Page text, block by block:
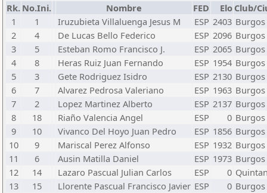
Rk. No.Ini. Nombre FED Elo Club/
1
1 Iruzubieta Villaluenga Jesus M ESP 2403 Burgos
2
4 De Lucas Bello Federico ESP 2096 Burgos
3
5 Esteban Romo Francisco J. ESP 2065 Burgos
4
8 Heras Ruiz Juan Fernando ESP 1954 Burgos
5
3 Gete Rodriguez Isidro ESP 2130 Burgos
6
7 Alvarez Pedrosa Valeriano ESP 1963 Burgos
7
2 Lopez Martinez Alberto ESP 2137 Burgos
8
18 Riaño Valencia Angel ESP 0 Burgos
9
10 Vivanco Del Hoyo Juan Pedro ESP 1856 Burgos
10
9 Mariscal Perez Alfonso ESP 1932 Burgos
11
6 Ausin Matilla Daniel ESP 1973 Burgos
12
14 Lazaro Pascual Julian Carlos ESP 0
13
15 Llorente Pascual Francisco Javier ESP 0 Burgos